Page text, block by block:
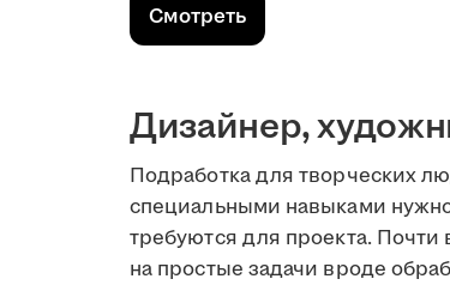
Смотреть
Дизайнер,
Подработка для творческих
специальными навыками
требуются для проекта. Почти
на простые задачи вроде